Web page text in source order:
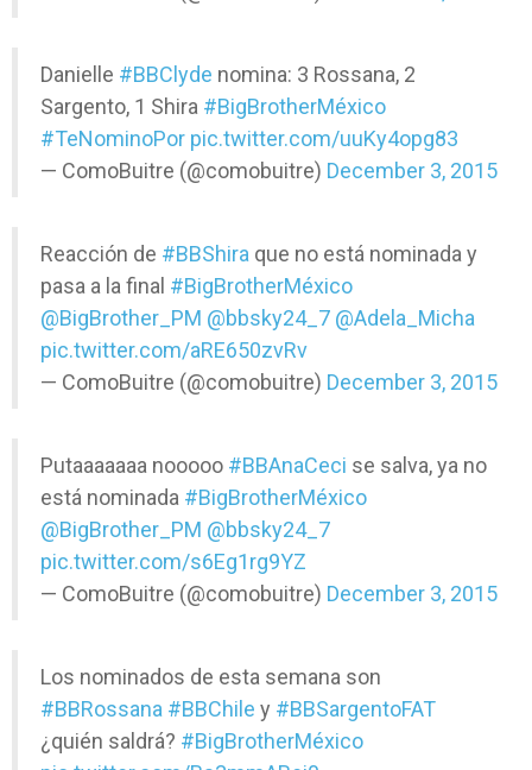
Danielle #BBClyde nomina: 3 Rossana, 2
Sargento, 1 Shira #BigBrotherMéxico
#TeNominoPor pic.twitter.com/uuKy4opg83
— ComoBuitre (@comobuitre) December 3, 2015
Reacción de #BBShira que no está nominada y
pasa a la final #BigBrotherMéxico
@BigBrother_PM @bbsky24_7 @Adela_Micha
pic.twitter.com/aRE650zvRv
— ComoBuitre (@comobuitre) December 3, 2015
Putaaaaaaa nooooo #BBAnaCeci se salva, ya no
está nominada #BigBrotherMéxico
@BigBrother_PM @bbsky24_7
pic.twitter.com/s6Eg1rg9YZ
— ComoBuitre (@comobuitre) December 3, 2015
Los nominados de esta semana son
#BBRossana #BBChile y #BBSargentoFAT
¿quién saldrá? #BigBrotherMéxico